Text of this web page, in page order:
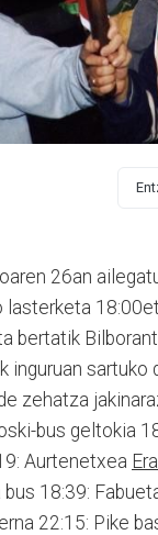
26an
lasterketa
bertatik
inguruan sartuko
zehatza
bus geltokia
Aurtenetxea
18:39:
22:15: Pike